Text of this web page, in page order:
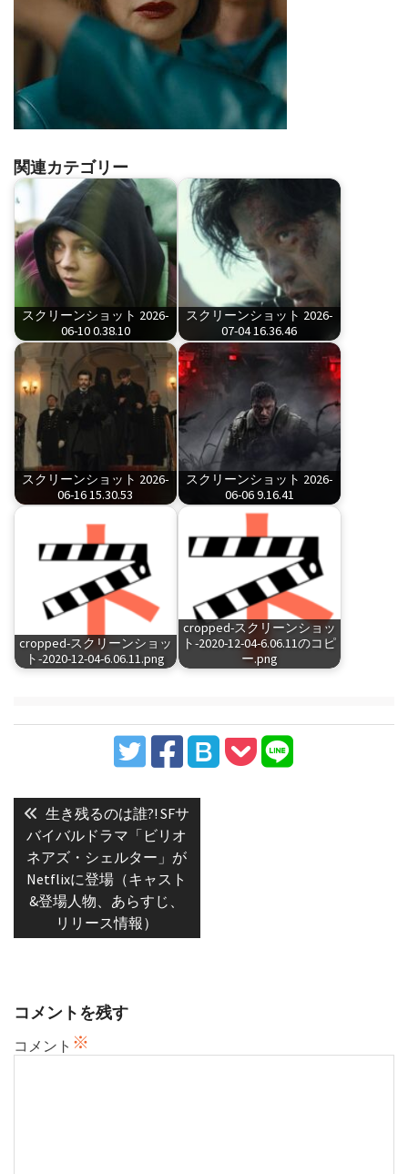
関連カテゴリー
スクリーンショット 2026-
06-10 0.38.10
スクリーンショット 2026-
07-04 16.36.46
スクリーンショット 2026-
06-16 15.30.53
スクリーンショット 2026-
06-06 9.16.41
cropped-スクリーンショッ
ト-2020-12-04-6.06.11.png
cropped-スクリーンショッ
ト-2020-12-04-6.06.11のコピ
ー.png
稿
ナ
ビ
ゲ
ー
Previous
post:
生き残るのは誰?! SFサ
バイバルドラマ「ビリオ
ネアズ・シェルター」が
Netflixに登場（キャスト
&登場人物、あらすじ、
リリース情報）
コメントを残す
コメント ※